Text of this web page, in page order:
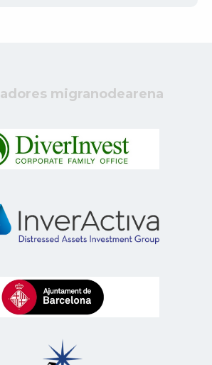
migranodearena